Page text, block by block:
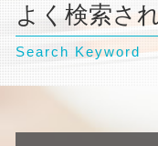
よく検索さ
Search Keyword